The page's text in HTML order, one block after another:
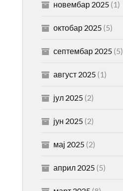
новембар 2025(1)
октобар 2025(5)
септембар 2025(5)
август 2025(1)
јул 2025(2)
јун 2025(2)
мај 2025(2)
април 2025(5)